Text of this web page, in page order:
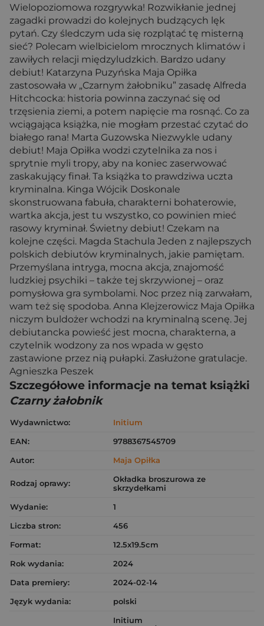
Wielopoziomowa rozgrywka! Rozwikłanie jednej
zagadki prowadzi do kolejnych budzących lęk
pytań. Czy śledczym uda się rozplątać tę misterną
sieć? Polecam wielbicielom mrocznych klimatów i
zawiłych relacji międzyludzkich. Bardzo udany
debiut! Katarzyna Puzyńska Maja Opiłka
zastosowała w „Czarnym żałobniku” zasadę Alfreda
Hitchcocka: historia powinna zaczynać się od
trzęsienia ziemi, a potem napięcie ma rosnąć. Co za
wciągająca książka, nie mogłam przestać czytać do
białego rana! Marta Guzowska Niezwykle udany
debiut! Maja Opiłka wodzi czytelnika za nos i
sprytnie myli tropy, aby na koniec zaserwować
zaskakujący finał. Ta książka to prawdziwa uczta
kryminalna. Kinga Wójcik Doskonale
skonstruowana fabuła, charakterni bohaterowie,
wartka akcja, jest tu wszystko, co powinien mieć
rasowy kryminał. Świetny debiut! Czekam na
kolejne części. Magda Stachula Jeden z najlepszych
polskich debiutów kryminalnych, jakie pamiętam.
Przemyślana intryga, mocna akcja, znajomość
ludzkiej psychiki – także tej skrzywionej – oraz
pomysłowa gra symbolami. Noc przez nią zarwałam,
wam też się spodoba. Anna Klejzerowicz Maja Opiłka
niczym buldożer wchodzi na kryminalną scenę. Jej
debiutancka powieść jest mocna, charakterna, a
czytelnik wodzony za nos wpada w gęsto
zastawione przez nią pułapki. Zasłużone gratulacje.
Agnieszka Peszek
Szczegółowe informacje na temat książki
Czarny żałobnik
Wydawnictwo:
Initium
EAN:
9788367545709
Autor:
Maja Opiłka
Rodzaj oprawy:
Okładka broszurowa ze
skrzydełkami
Wydanie:
1
Liczba stron:
456
Format:
12.5x19.5cm
Rok wydania:
2024
Data premiery:
2024-02-14
Język wydania:
polski
Initium